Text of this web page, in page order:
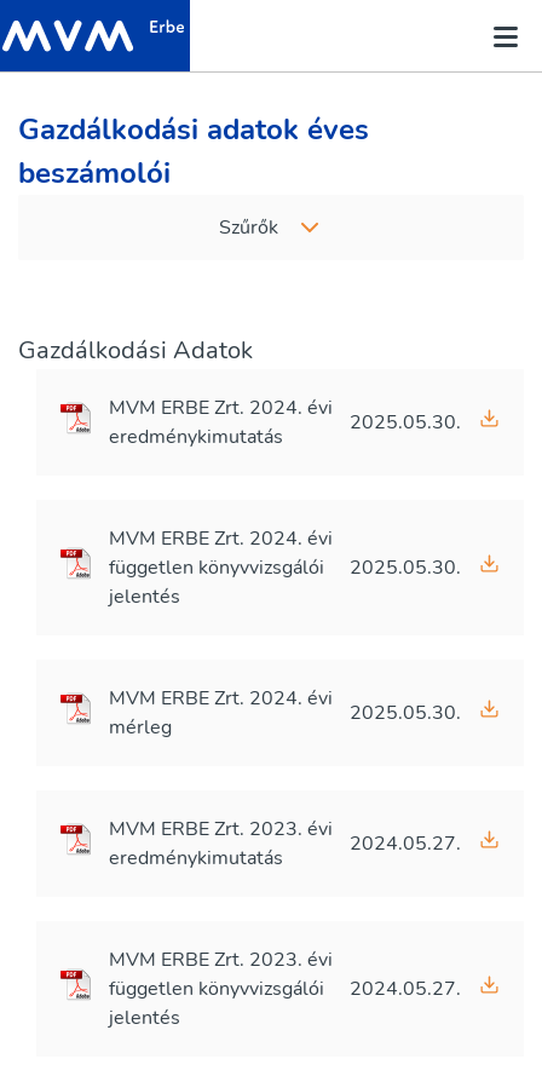
Gazdálkodási adatok éves
beszámolói
Szűrők
Gazdálkodási Adatok
MVM ERBE Zrt. 2024. évi
eredménykimutatás
2025.05.30.
MVM ERBE Zrt. 2024. évi
független könyvvizsgálói
jelentés
2025.05.30.
MVM ERBE Zrt. 2024. évi
mérleg
2025.05.30.
MVM ERBE Zrt. 2023. évi
eredménykimutatás
2024.05.27.
MVM ERBE Zrt. 2023. évi
független könyvvizsgálói
jelentés
2024.05.27.